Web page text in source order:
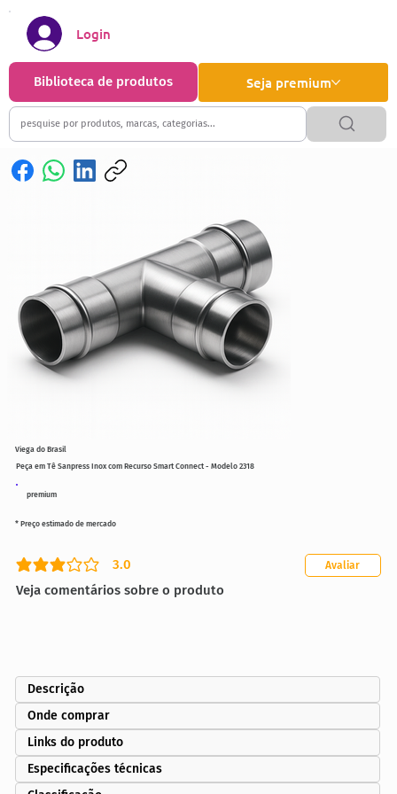
Seja premium
Biblioteca de produtos
Login
premium
Peça em Tê Sanpress Inox com Recurso Smart Connect - Modelo 2318
3.0
classificação média é 3 de 5
Veja comentários sobre o produto
Avaliar
* Preço estimado de mercado
Viega do Brasil
Descrição
Onde comprar
Links do produto
Especificações técnicas